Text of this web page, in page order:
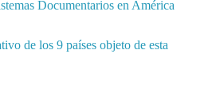
Documentarios en América
de los 9 países objeto de esta